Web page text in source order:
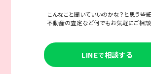
こんなこと聞いていいのかな？と思う些
不動産の査定など何でもお気軽にご相談
LINEで相談する